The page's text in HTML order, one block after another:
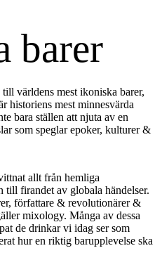
barer
världens mest ikoniska barer,
historiens mest minnesvärda
bara ställen att njuta av en
som speglar epoker, kulturer &
allt från hemliga
till firandet av globala händelser.
författare & revolutionärer &
mixology. Många av dessa
de drinkar vi idag ser som
hur en riktig barupplevelse ska